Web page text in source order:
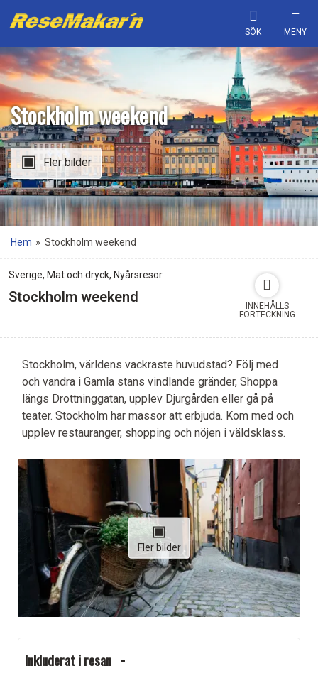
SÖK MENY
Stockholm weekend
Fler bilder
Hem » Stockholm weekend
Sverige, Mat och dryck, Nyårsresor
Stockholm weekend
INNEHÅLLS
FÖRTECKNING
Stockholm, världens vackraste huvudstad? Följ med
och vandra i Gamla stans vindlande gränder, Shoppa
längs Drottninggatan, upplev Djurgården eller gå på
teater. Stockholm har massor att erbjuda. Kom med och
upplev restauranger, shopping och nöjen i väldsklass.
Fler bilder
Inkluderat i resan